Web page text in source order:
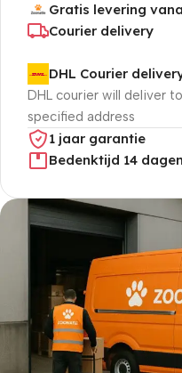
Gratis levering
Courier delivery
DHL Courier
DHL courier will deliver
specified address
1 jaar garantie
Bedenktijd 14 dagen